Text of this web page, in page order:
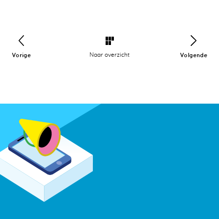
Vorige Naar overzicht Volgende